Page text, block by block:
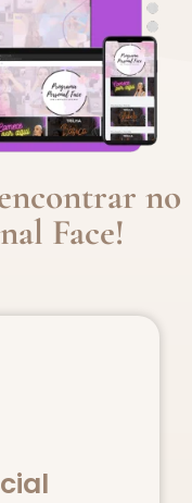
no
Face!